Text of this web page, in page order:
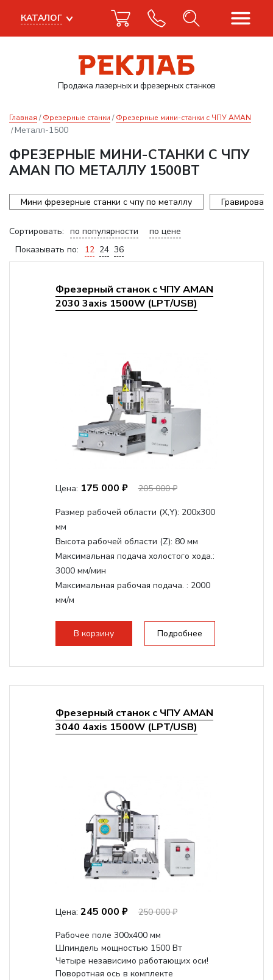
Продажа лазерныхи фрезерных станков
КАТАЛОГ
Главная Фрезерные станки Фрезерные мини-станки с ЧПУ AMAN
Металл-1500
ФРЕЗЕРНЫЕ МИНИ-СТАНКИ С ЧПУ
AMAN ПО МЕТАЛЛУ 1500ВТ
Мини фрезерные станки с чпу по металлу
Сортировать: по популярности
по цене
Показывать по:
12 24 36
Фрезерный станок с ЧПУ AMAN
2030 3axis 1500W (LPT/USB)
Цена: 175 000 ₽ 205 000 ₽
Размер рабочей области (Х,Y): 200x300
мм
Высота рабочей области (Z): 80 мм
Максимальная подача холостого хода.:
3000 мм/мин
Максимальная рабочая подача. : 2000
мм/м
стандартно:Т-слот
Цанговый патрон:ER11
В корзину Подробнее
Фрезерный станок с ЧПУ AMAN
3040 4axis 1500W (LPT/USB)
Цена: 245 000 ₽
250 000 ₽
Рабочее поле 300х400 мм
Шпиндель мощностью 1500 Вт
Четыре независимо работающих оси!
Поворотная ось в комплекте